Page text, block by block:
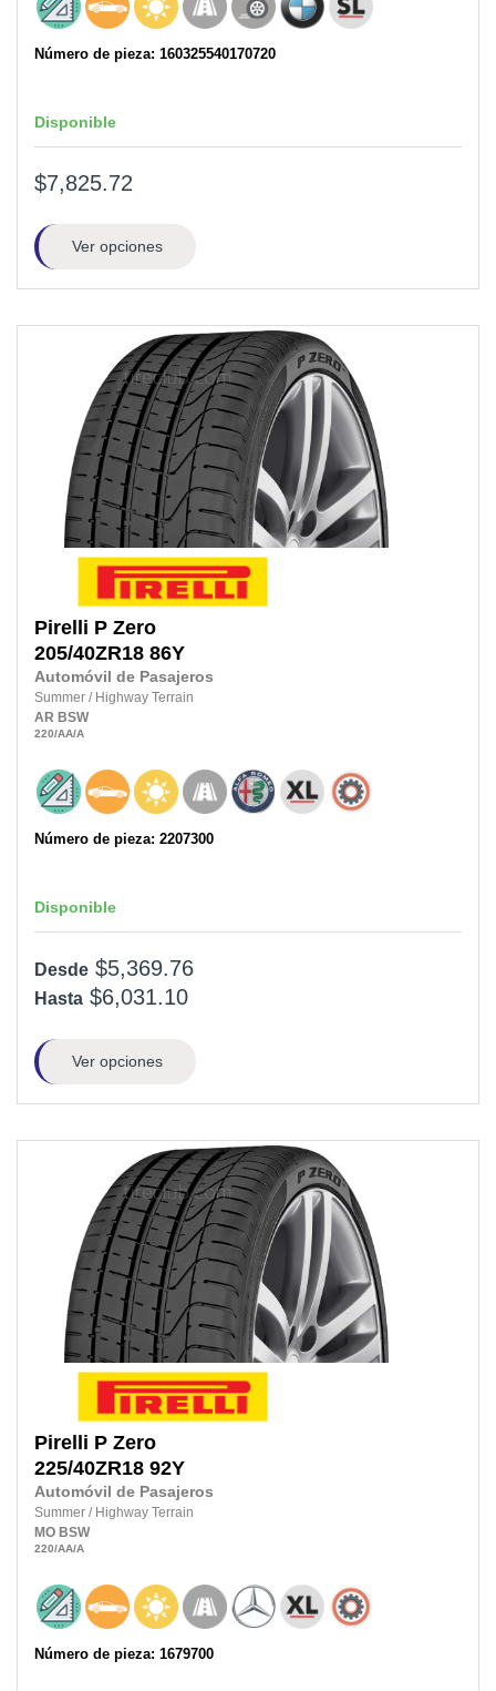
Número de pieza: 160325540170720
Disponible
$7,825.72
Ver opciones
Pirelli P Zero
205/40ZR18 86Y
Automóvil de Pasajeros
Summer / Highway Terrain
AR BSW
220/AA/A
Número de pieza: 2207300
Disponible
Desde $5,369.76
Hasta $6,031.10
Ver opciones
Pirelli P Zero
225/40ZR18 92Y
Automóvil de Pasajeros
Summer / Highway Terrain
MO BSW
220/AA/A
Número de pieza: 1679700